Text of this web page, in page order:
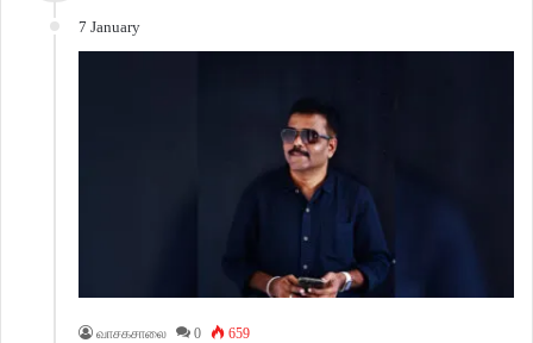
7 January
வாசகசாலை 0 659